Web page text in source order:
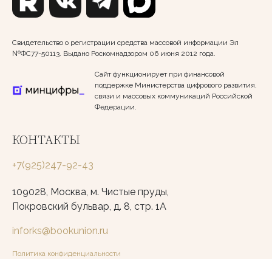
Свидетельство о регистрации средства массовой информации Эл
№ФС77-50113. Выдано Роскомнадзором 06 июня 2012 года.
Сайт функционирует при финансовой
поддержке Министерства цифрового развития,
связи и массовых коммуникаций Российской
Федерации.
КОНТАКТЫ
+7(925)247-92-43
109028, Москва, м. Чистые пруды,
Покровский бульвар, д. 8, стр. 1А
inforks@bookunion.ru
Политика конфиденциальности